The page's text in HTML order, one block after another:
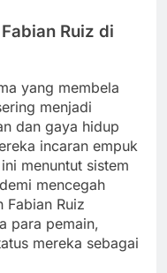
Ruiz di
yang membela
menjadi
dan gaya hidup
incaran empuk
menuntut sistem
mencegah
Fabian Ruiz
para pemain,
mereka sebagai